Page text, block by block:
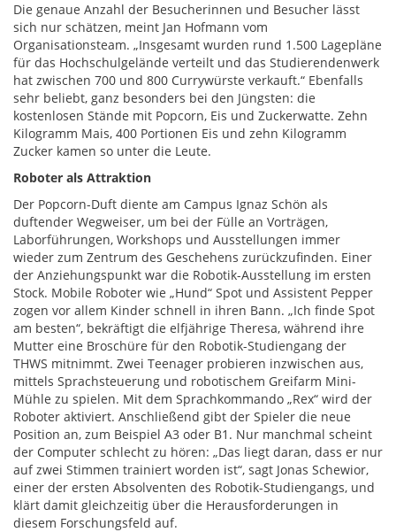
Die genaue Anzahl der Besucherinnen und Besucher lässt
sich nur schätzen, meint Jan Hofmann vom
Organisationsteam. „Insgesamt wurden rund 1.500 Lagepläne
für das Hochschulgelände verteilt und das Studierendenwerk
hat zwischen 700 und 800 Currywürste verkauft.“ Ebenfalls
sehr beliebt, ganz besonders bei den Jüngsten: die
kostenlosen Stände mit Popcorn, Eis und Zuckerwatte. Zehn
Kilogramm Mais, 400 Portionen Eis und zehn Kilogramm
Zucker kamen so unter die Leute.
Roboter als Attraktion
Der Popcorn-Duft diente am Campus Ignaz Schön als
duftender Wegweiser, um bei der Fülle an Vorträgen,
Laborführungen, Workshops und Ausstellungen immer
wieder zum Zentrum des Geschehens zurückzufinden. Einer
der Anziehungspunkt war die Robotik-Ausstellung im ersten
Stock. Mobile Roboter wie „Hund“ Spot und Assistent Pepper
zogen vor allem Kinder schnell in ihren Bann. „Ich finde Spot
am besten“, bekräftigt die elfjährige Theresa, während ihre
Mutter eine Broschüre für den Robotik-Studiengang der
THWS mitnimmt. Zwei Teenager probieren inzwischen aus,
mittels Sprachsteuerung und robotischem Greifarm Mini-
Mühle zu spielen. Mit dem Sprachkommando „Rex“ wird der
Roboter aktiviert. Anschließend gibt der Spieler die neue
Position an, zum Beispiel A3 oder B1. Nur manchmal scheint
der Computer schlecht zu hören: „Das liegt daran, dass er nur
auf zwei Stimmen trainiert worden ist“, sagt Jonas Schewior,
einer der ersten Absolventen des Robotik-Studiengangs, und
klärt damit gleichzeitig über die Herausforderungen in
diesem Forschungsfeld auf.